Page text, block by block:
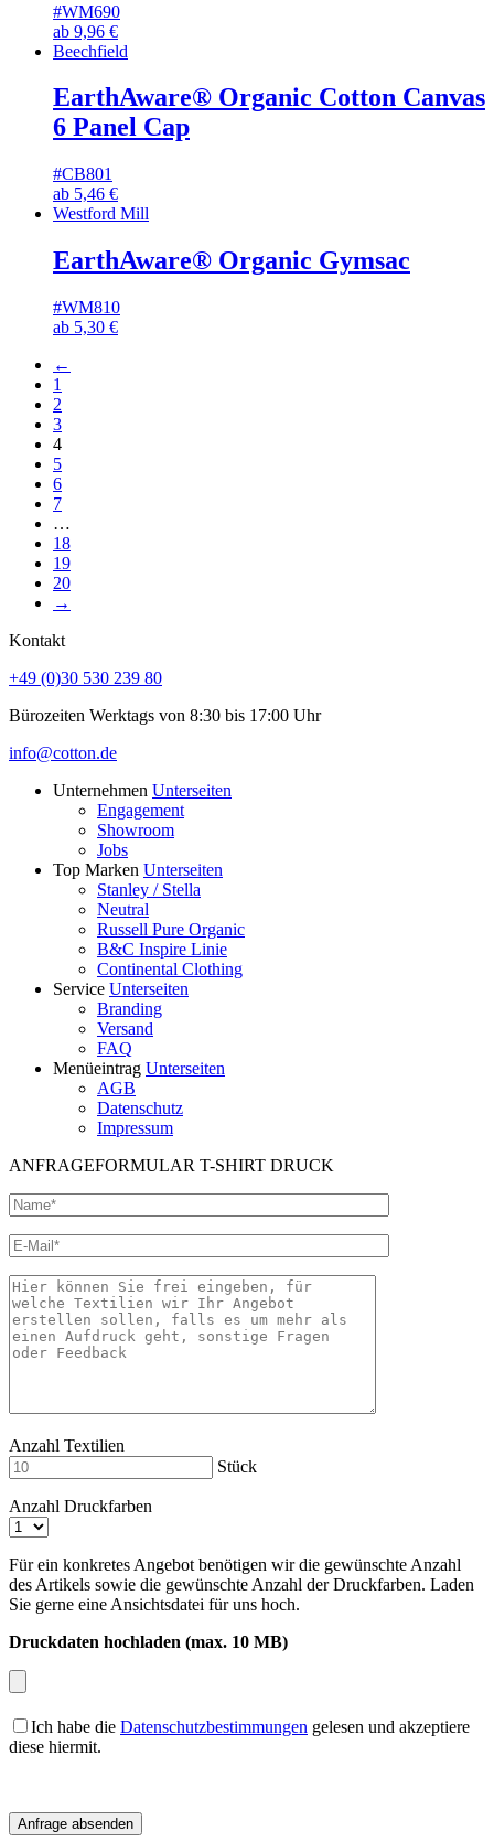
#WM690
ab 9,96 €
Beechfield
EarthAware® Organic Cotton Canvas
6 Panel Cap
#CB801
ab 5,46 €
Westford Mill
EarthAware® Organic Gymsac
#WM810
ab 5,30 €
←
1
2
3
4
5
6
7
…
18
19
20
→
Kontakt
+49 (0)30 530 239 80
Bürozeiten Werktags von 8:30 bis 17:00 Uhr
info@cotton.de
Unternehmen Unterseiten
Engagement
Showroom
Jobs
Top Marken Unterseiten
Stanley / Stella
Neutral
Russell Pure Organic
B&C Inspire Linie
Continental Clothing
Service Unterseiten
Branding
Versand
FAQ
Menüeintrag Unterseiten
AGB
Datenschutz
Impressum
ANFRAGEFORMULAR T-SHIRT DRUCK
Anzahl Textilien
Stück
Anzahl Druckfarben
Für ein konkretes Angebot benötigen wir die gewünschte Anzahl
des Artikels sowie die gewünschte Anzahl der Druckfarben. Laden
Sie gerne eine Ansichtsdatei für uns hoch.
Druckdaten hochladen (max. 10 MB)
Ich habe die Datenschutzbestimmungen gelesen und akzeptiere
diese hiermit.